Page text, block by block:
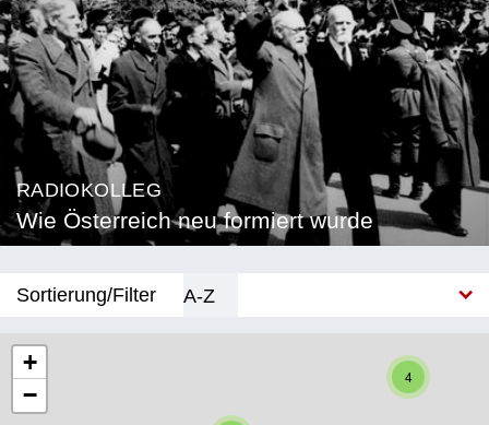
RADIOKOLLEG
Wie Österreich neu formiert wurde
Sortierung/Filter
A-Z
4
+
−